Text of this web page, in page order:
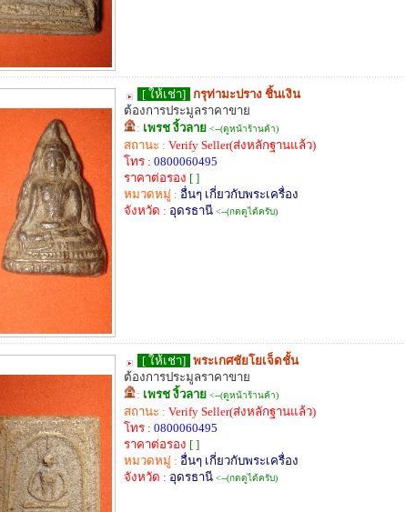
[ ให้เช่า] กรุท่ามะปราง ชิ้นเงิน
ต้องการประมูลราคาขาย
: เพรช งิ้วลาย <--(ดูหน้าร้านค้า)
สถานะ : Verify Seller(ส่งหลักฐานแล้ว)
โทร : 0800060495
ราคาต่อรอง [ ]
หมวดหมู่ : อื่นๆ เกี่ยวกับพระเครื่อง
จังหวัด : อุดรธานี <--(กดดูได้ครับ)
[ ให้เช่า] พระเกศชัยโยเจ็ดชั้น
ต้องการประมูลราคาขาย
: เพรช งิ้วลาย <--(ดูหน้าร้านค้า)
สถานะ : Verify Seller(ส่งหลักฐานแล้ว)
โทร : 0800060495
ราคาต่อรอง [ ]
หมวดหมู่ : อื่นๆ เกี่ยวกับพระเครื่อง
จังหวัด : อุดรธานี <--(กดดูได้ครับ)